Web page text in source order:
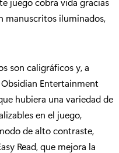
manuscritos iluminados,
son caligráficos y, a
Entertainment
hubiera una variedad de
en el juego,
de alto contraste,
Read, que mejora la